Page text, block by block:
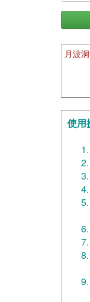
月波
使用